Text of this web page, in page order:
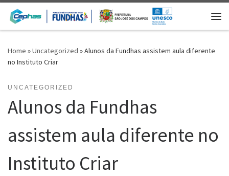
Skip to content
Home »Uncategorized »Alunos da Fundhas assistem aula diferente
no Instituto Criar
UNCATEGORIZED
Alunos da Fundhas
assistem aula diferente no
Instituto Criar